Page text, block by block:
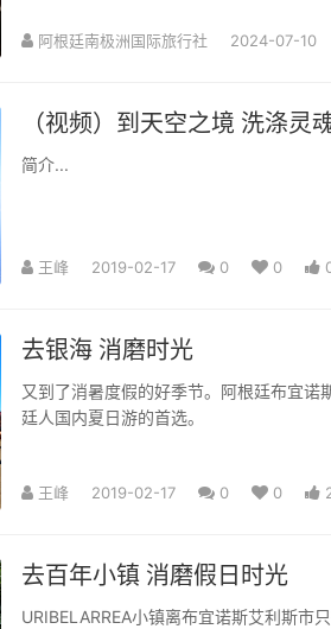
阿根廷南极洲国际旅行社 2024-07-10
（视频）到天空之境 洗涤灵
简介...
王峰 2019-02-17 0 0
去银海 消磨时光
又到了消暑度假的好季节。阿根廷布宜
廷人国内夏日游的首选。
王峰 2019-02-17 0 0
去百年小镇 消磨假日时光
URIBELARREA小镇离布宜诺斯艾利斯市